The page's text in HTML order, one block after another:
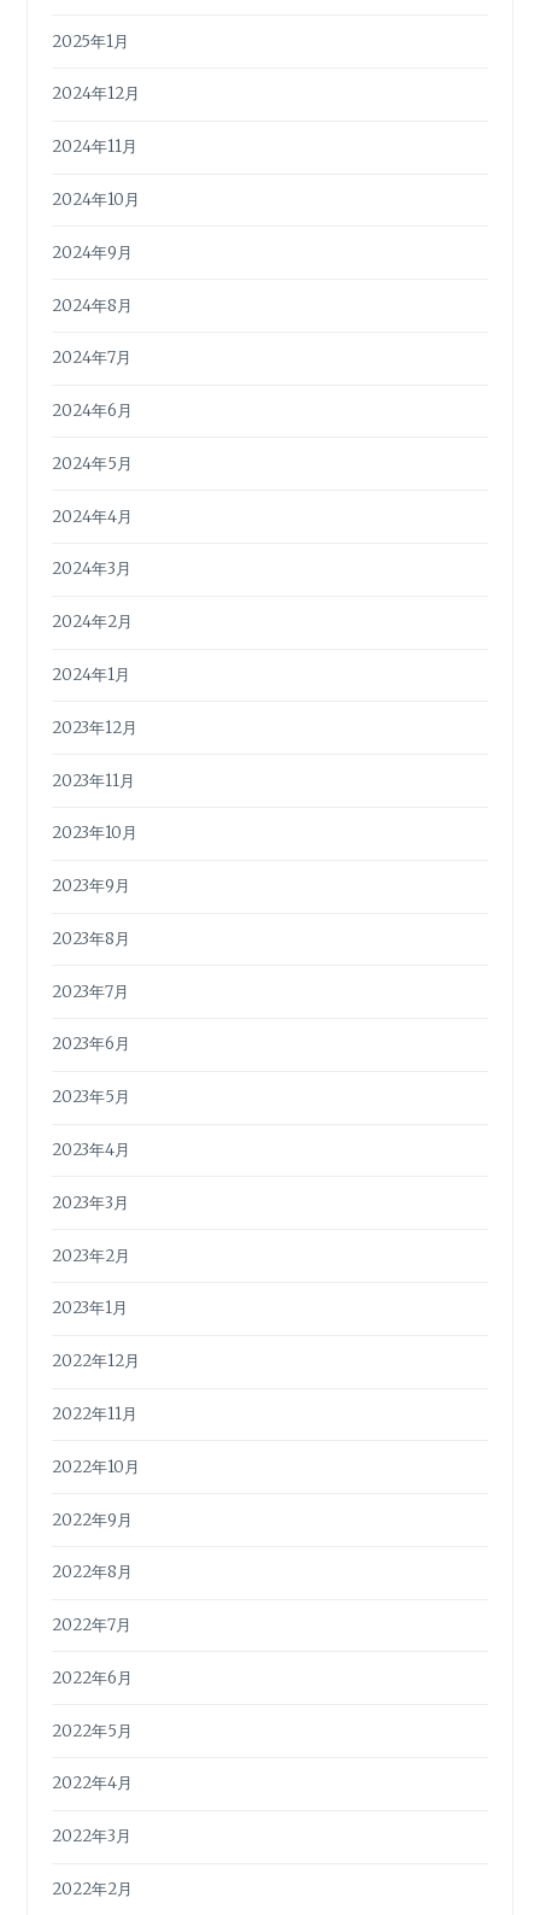
2025年1月
2024年12月
2024年11月
2024年10月
2024年9月
2024年8月
2024年7月
2024年6月
2024年5月
2024年4月
2024年3月
2024年2月
2024年1月
2023年12月
2023年11月
2023年10月
2023年9月
2023年8月
2023年7月
2023年6月
2023年5月
2023年4月
2023年3月
2023年2月
2023年1月
2022年12月
2022年11月
2022年10月
2022年9月
2022年8月
2022年7月
2022年6月
2022年5月
2022年4月
2022年3月
2022年2月